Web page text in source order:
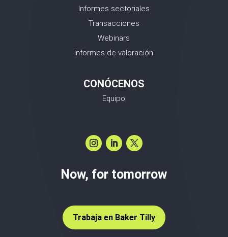
Informes sectoriales
Transacciones
Webinars
Informes de valoración
CONÓCENOS
Equipo
Now, for tomorrow
Trabaja en Baker Tilly